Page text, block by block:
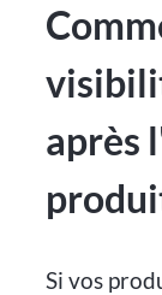
après
Si vos